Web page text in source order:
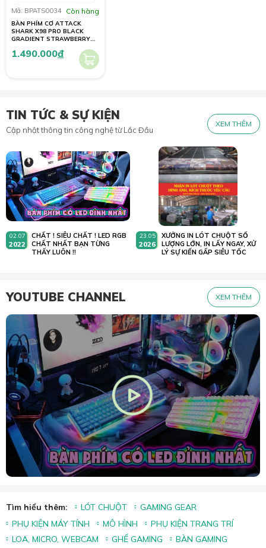
Mã: BPATS0034 Còn hàng
BÀN PHÍM CƠ ATTACK
SHARK X98 PRO BLACK
GRADIENT STRAWBERRY
1.490.000đ
TIN TỨC & SỰ KIỆN
Cập nhật thông tin công nghệ từ Lắc Đầu
XEM THÊM
02.07
2022
CHẤT ! SIÊU CHẤT ! LED RGB
CHẤT NHẤT BẠN TỪNG
THẤY LUÔN !!
23.05
2026
XƯỞNG IN LÓT CHUỘT SỐ
LƯỢNG LỚN, IN LẤY NGAY, XỬ
LÝ SỰ KIẾN GẤP SIÊU TỐC
YOUTUBE CHANNEL XEM THÊM
Tìm hiểu thêm: LÓT CHUỘT
GAMING GEAR
PHỤ KIỆN MÁY TÍNH
MÔ HÌNH
PHỤ KIỆN TRANG TRÍ
LOA, MICRO, WEBCAM
GHẾ GAMING
BÀN GAMING